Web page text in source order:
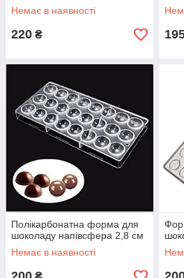
Немає в наявності
220 ₴
Полікарбонатна форма для
шоколаду напівсфера 2,8 см
Немає в наявності